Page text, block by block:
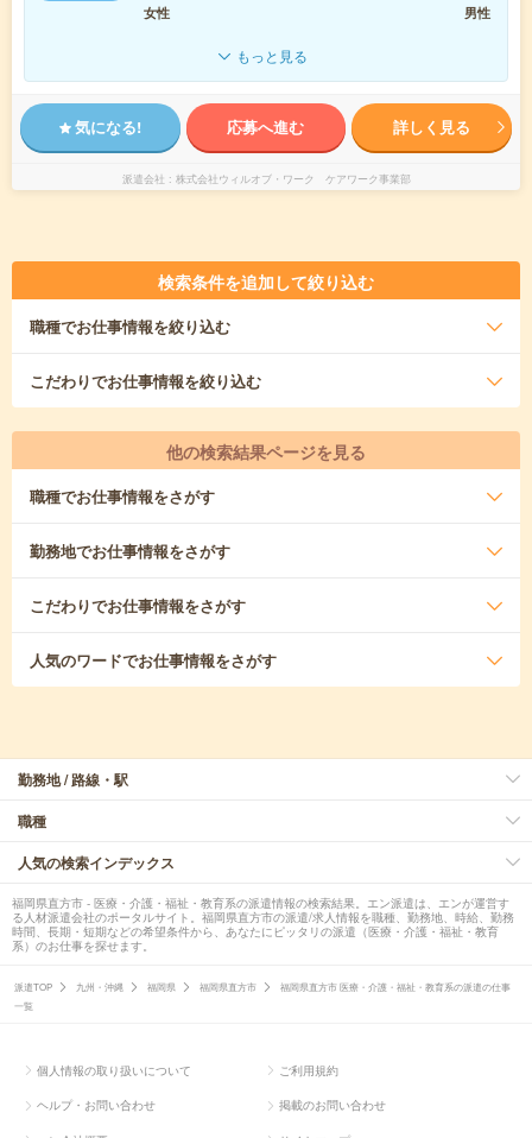
女性
男性
もっと見る
気になる! 応募へ進む 詳しく見る
派遣会社 株式会社ウィルオブ・ワーク ケアワーク事業部
検索条件を追加して絞り込む
職種でお仕事情報を絞り込む
こだわりでお仕事情報を絞り込む
他の検索結果ページを見る
職種でお仕事情報をさがす
勤務地でお仕事情報をさがす
こだわりでお仕事情報をさがす
人気のワードでお仕事情報をさがす
勤務地 / 路線・駅
職種
人気の検索インデックス
福岡県直方市 - 医療・介護・福祉・教育系の派遣情報の検索結果。エン派遣は、エンが運営す
る人材派遣会社のポータルサイト。福岡県直方市の派遣/求人情報を職種、勤務地、時給、勤務
時間、長期・短期などの希望条件から、あなたにピッタリの派遣（医療・介護・福祉・教育
系）のお仕事を探せます。
派遣TOP 九州・沖縄 福岡県 福岡県直方市
福岡県直方市 医療・介護・福祉・教育系の派遣の仕事
一覧
個人情報の取り扱いについて ご利用規約
ヘルプ・お問い合わせ 掲載のお問い合わせ